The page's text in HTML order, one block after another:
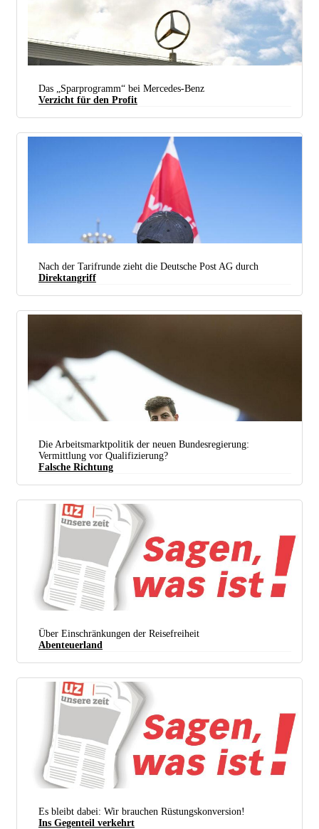
Ein Konzern, ein Ziel: mehr Profit (Foto: depositphotos / Vovantarakan)
Das „Sparprogramm“ bei Mercedes-Benz
Verzicht für den Profit
In der Post-Tarifrunde 2023 lehnten die ver.di-Mitglieder das Verhandlungs­ergebnis per
Urabstimmung zunächst ab. Das soll nicht noch einmal passieren. (Foto: Johannes Hoer)
Nach der Tarifrunde zieht die Deutsche Post AG durch
Direktangriff
Die Arbeitsmarktpolitik der neuen Bundesregierung:
Vermittlung vor Qualifizierung?
Falsche Richtung
Über Einschränkungen der Reisefreiheit
Abenteuerland
Es bleibt dabei: Wir brauchen Rüstungskonversion!
Ins Gegenteil verkehrt